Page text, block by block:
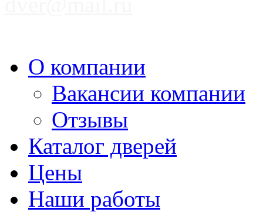
О компании
Вакансии компании
Отзывы
Каталог дверей
Цены
Наши работы